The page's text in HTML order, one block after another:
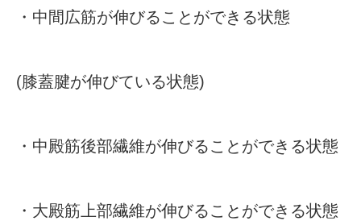
・中間広筋が伸びることができる状態
(膝蓋腱が伸びている状態)
・中殿筋後部繊維が伸びることができる状態
・大殿筋上部繊維が伸びることができる状態